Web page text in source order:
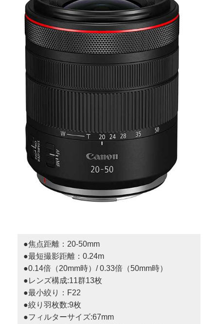
●焦点距離：20-50mm
●最短撮影距離：0.24m
●0.14倍（20mm時）/ 0.33倍（50mm時）
●レンズ構成:11群13枚
●最小絞り：F22
●絞り羽枚数:9枚
●フィルターサイズ:67mm